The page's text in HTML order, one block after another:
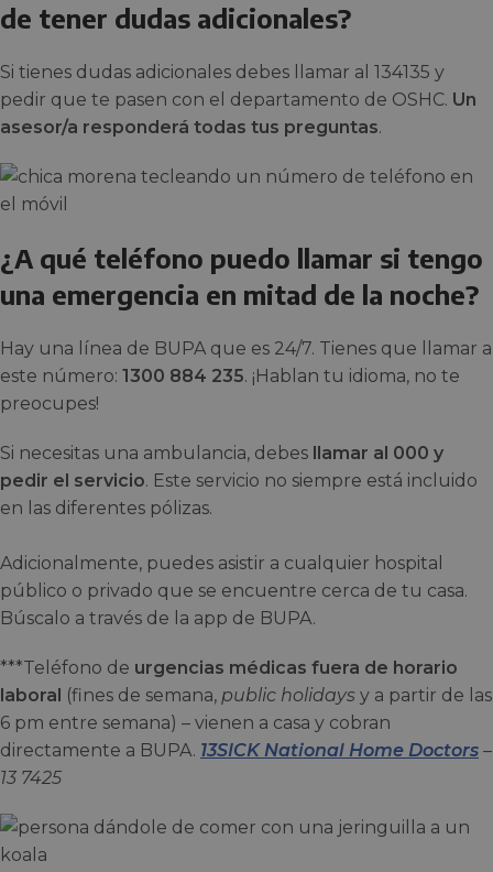
de tener dudas adicionales?
Si tienes dudas adicionales debes llamar al 134135 y
pedir que te pasen con el departamento de OSHC. Un
asesor/a responderá todas tus preguntas.
¿A qué teléfono puedo llamar si tengo
una emergencia en mitad de la noche?
Hay una línea de BUPA que es 24/7. Tienes que llamar a
este número: 1300 884 235. ¡Hablan tu idioma, no te
preocupes!
Si necesitas una ambulancia, debes llamar al 000 y
pedir el servicio. Este servicio no siempre está incluido
en las diferentes pólizas.
Adicionalmente, puedes asistir a cualquier hospital
público o privado que se encuentre cerca de tu casa.
Búscalo a través de la app de BUPA.
***Teléfono de urgencias médicas fuera de horario
laboral (fines de semana, public holidays y a partir de las
6 pm entre semana) – vienen a casa y cobran
directamente a BUPA. 13SICK National Home Doctors –
13 7425